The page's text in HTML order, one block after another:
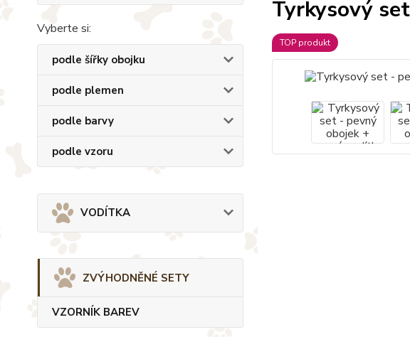
Vyberte si:
podle šířky obojku
podle plemen
podle barvy
podle vzoru
VODÍTKA
ZVÝHODNĚNÉ SETY
VZORNÍK BAREV
Tyrkysový
TOP produkt